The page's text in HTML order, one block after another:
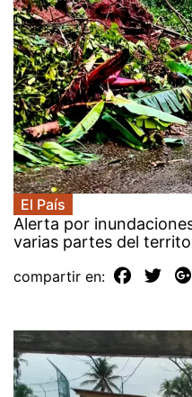
El País
Alerta por
varias partes del
compartir en: